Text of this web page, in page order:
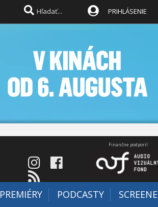
PRIHLÁSENIE
Finančne podporil
PREMIÉRY PODCASTY